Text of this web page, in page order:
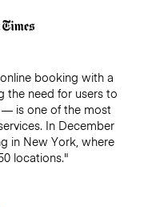
booking with a
the need for users to
— is one of the most
In December
in New York, where
locations."